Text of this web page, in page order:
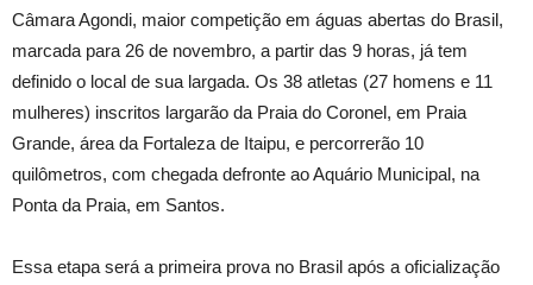
Câmara Agondi, maior competição em águas abertas do Brasil,
marcada para 26 de novembro, a partir das 9 horas, já tem
definido o local de sua largada. Os 38 atletas (27 homens e 11
mulheres) inscritos largarão da Praia do Coronel, em Praia
Grande, área da Fortaleza de Itaipu, e percorrerão 10
quilômetros, com chegada defronte ao Aquário Municipal, na
Ponta da Praia, em Santos.
Essa etapa será a primeira prova no Brasil após a oficialização